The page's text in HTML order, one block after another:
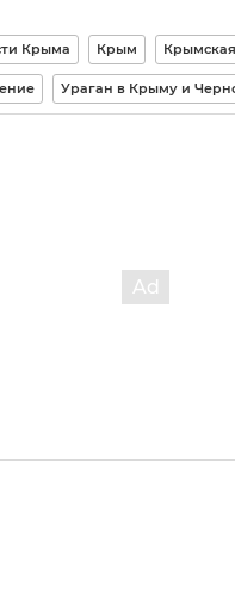
Крыма Крым
Ураган в Крыму и